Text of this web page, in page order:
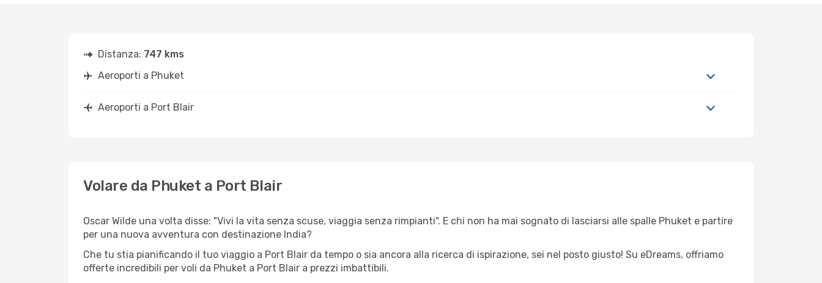
Distanza: 747 kms
Aeroporti a Phuket
Aeroporti a Port Blair
Volare da Phuket a Port Blair
Oscar Wilde una volta disse: "Vivi la vita senza scuse, viaggia senza rimpianti". E chi non ha mai sognato di lasciarsi alle spalle Phuket e partire
per una nuova avventura con destinazione India?
Che tu stia pianificando il tuo viaggio a Port Blair da tempo o sia ancora alla ricerca di ispirazione, sei nel posto giusto! Su eDreams, offriamo
offerte incredibili per voli da Phuket a Port Blair a prezzi imbattibili.